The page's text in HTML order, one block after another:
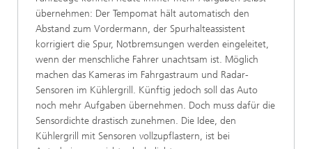
übernehmen: Der Tempomat hält automatisch den
Abstand zum Vordermann, der Spurhalteassistent
korrigiert die Spur, Notbremsungen werden eingeleitet,
wenn der menschliche Fahrer unachtsam ist. Möglich
machen das Kameras im Fahrgastraum und Radar-
Sensoren im Kühlergrill. Künftig jedoch soll das Auto
noch mehr Aufgaben übernehmen. Doch muss dafür die
Sensordichte drastisch zunehmen. Die Idee, den
Kühlergrill mit Sensoren vollzupflastern, ist bei